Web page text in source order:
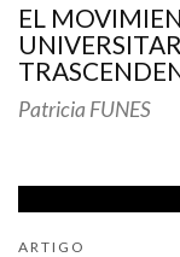
EL
Patricia FUNES
ARTIGO